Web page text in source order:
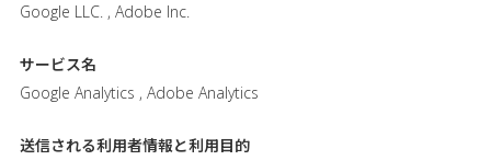
Google LLC. , Adobe Inc.
サービス名
Google Analytics , Adobe Analytics
送信される利用者情報と利用目的